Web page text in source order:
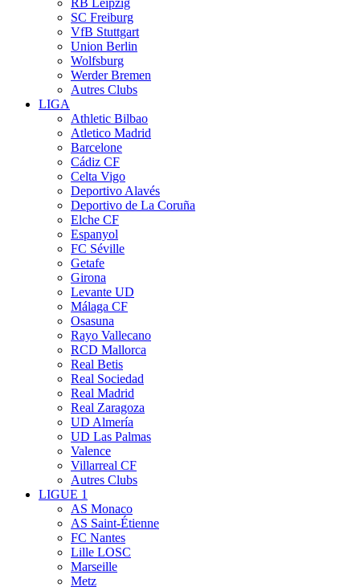
RB Leipzig
SC Freiburg
VfB Stuttgart
Union Berlin
Wolfsburg
Werder Bremen
Autres Clubs
LIGA
Athletic Bilbao
Atletico Madrid
Barcelone
Cádiz CF
Celta Vigo
Deportivo Alavés
Deportivo de La Coruña
Elche CF
Espanyol
FC Séville
Getafe
Girona
Levante UD
Málaga CF
Osasuna
Rayo Vallecano
RCD Mallorca
Real Betis
Real Sociedad
Real Madrid
Real Zaragoza
UD Almería
UD Las Palmas
Valence
Villarreal CF
Autres Clubs
LIGUE 1
AS Monaco
AS Saint-Étienne
FC Nantes
Lille LOSC
Marseille
Metz